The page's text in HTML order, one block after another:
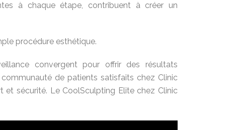
à chaque étape, contribuent à créer un
procédure esthétique.
convergent pour offrir des résultats
de patients satisfaits chez Clinic
sécurité. Le CoolSculpting Elite chez Clinic